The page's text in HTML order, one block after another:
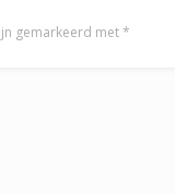
gemarkeerd met*